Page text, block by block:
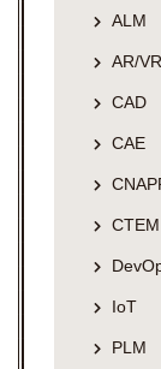
ALM
AR/
CAD
CAE
CTEM
IoT
PLM